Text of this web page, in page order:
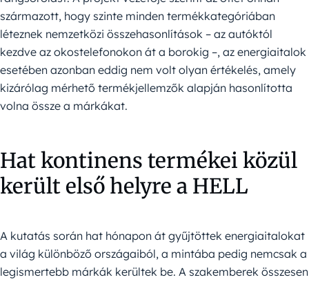
származott, hogy szinte minden termékkategóriában
léteznek nemzetközi összehasonlítások – az autóktól
kezdve az okostelefonokon át a borokig –, az energiaitalok
esetében azonban eddig nem volt olyan értékelés, amely
kizárólag mérhető termékjellemzők alapján hasonlította
volna össze a márkákat.
Hat kontinens termékei közül
került első helyre a HELL
A kutatás során hat hónapon át gyűjtöttek energiaitalokat
a világ különböző országaiból, a mintába pedig nemcsak a
legismertebb márkák kerültek be. A szakemberek összesen